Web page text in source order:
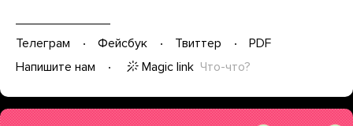
Телеграм Фейсбук Твиттер
PDF
Напишите нам
Magic link Что-что?